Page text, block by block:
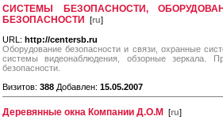
СИСТЕМЫ БЕЗОПАСНОСТИ,
БЕЗОПАСНОСТИ
[ru]
URL: http://centersb.ru
Оборудование безопасности и связи, охранные
системы видеонаблюдения, обзорные зеркала.
безопасности.
Визитов: 388 Добавлен: 15.05.2007
Деревянные окна Компании Д.О.М [ru]